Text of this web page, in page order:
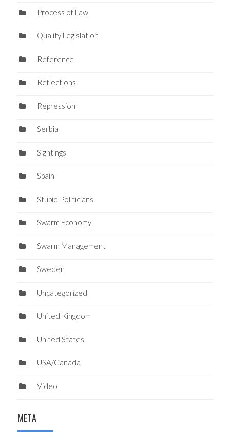
Process of Law
Quality Legislation
Reference
Reflections
Repression
Serbia
Sightings
Spain
Stupid Politicians
Swarm Economy
Swarm Management
Sweden
Uncategorized
United Kingdom
United States
USA/Canada
Video
META